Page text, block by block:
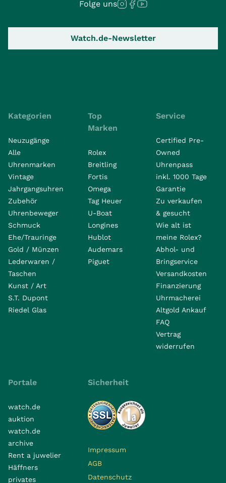
Folge uns
Watch.de-Newsletter
Kategorien
Neuzugänge
Alle
Uhrenmarken
Vintage
Jahrgangsuhren
Zubehör
Uhrenbeweger
Schmuck
Ehe/Trauringe
Gold / Münzen
Lederwaren /
Taschen
Kunst / Art
S.T. Dupont
Riedel Glas
Top
Marken
Rolex
Breitling
Fortis
Omega
Tag Heuer
U-Boat
Longines
Hublot
Audemars
Piguet
Service
Certified Pre-
Owned
Uhrenpass
inkl. 1000 Tage
Garantie
Zu verkaufen
& gesucht
Wie alt ist
meine Rolex?
Abhol- und
Bringservice
Versandkosten
Finanzierung
Uhrmacherei
Altgold Ankauf
FAQ
Vertrag
widerrufen
Portale
watch.de
auktion
watch.de
archive
Rent a juwelier
Häffners
privates
Sicherheit
Impressum
AGB
Datenschutz